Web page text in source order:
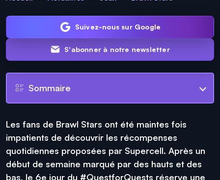
Suivez-nous sur Google
S'abonner à notre newsletter
Sommaire
Les fans de Brawl Stars ont été maintes fois
impatients de découvrir les récompenses
quotidiennes proposées par Supercell. Après un
début de semaine marqué par des hauts et des
bas, le 6e jour du #QuestforQuests réserve une